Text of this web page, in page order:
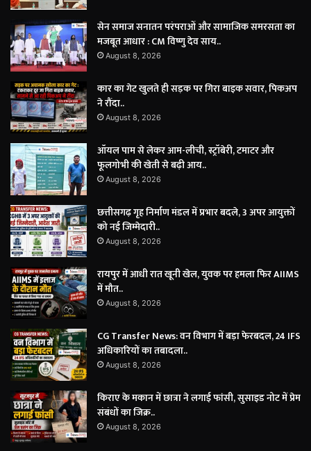
सेन समाज सनातन परंपराओं और सामाजिक समरसता का
मजबूत आधार : CM विष्णु देव साय..
August 8, 2026
कार का गेट खुलते ही सड़क पर गिरा बाइक सवार, पिकअप
ने रौंदा..
August 8, 2026
ऑयल पाम से लेकर आम-लीची, स्ट्रॉबेरी, टमाटर और
फूलगोभी की खेती से बढ़ी आय..
August 8, 2026
छत्तीसगढ़ गृह निर्माण मंडल में प्रभार बदले, 3 अपर आयुक्तों
को नई जिम्मेदारी..
August 8, 2026
रायपुर में आधी रात खूनी खेल, युवक पर हमला फिर AIIMS
में मौत..
August 8, 2026
CG Transfer News: वन विभाग में बड़ा फेरबदल, 24 IFS
अधिकारियों का तबादला..
August 8, 2026
किराए के मकान में छात्रा ने लगाई फांसी, सुसाइड नोट में प्रेम
संबंधों का जिक्र..
August 8, 2026